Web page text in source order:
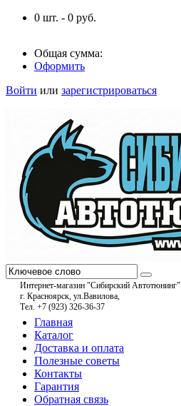
0 шт. - 0 руб.
Общая сумма:
Оформить
Войти или зарегистрироваться
Интернет-магазин "Сибирский Автотюнинг"
г. Красноярск, ул.Вавилова,
Тел. +7 (923) 326-36-37
Главная
Каталог
Доставка и оплата
Полезные советы
Контакты
Гарантия
Обратная связь